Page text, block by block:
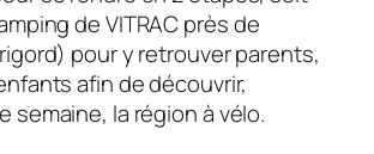
de VITRAC près de
pour y retrouver parents,
afin de découvrir,
semaine, la région à vélo.